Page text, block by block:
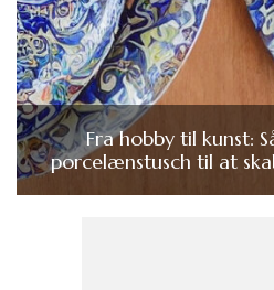
Fra hobby til kunst:
porcelænstusch til at